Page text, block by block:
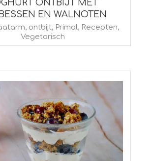
ONTBIJT MET
EN WALNOTEN
, ontbijt, Primal, Recepten,
Vegetarisch